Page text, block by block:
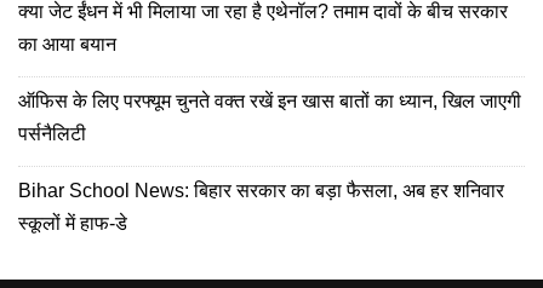
क्या जेट ईंधन में भी मिलाया जा रहा है एथेनॉल? तमाम दावों के बीच सरकार
का आया बयान
ऑफिस के लिए परफ्यूम चुनते वक्त रखें इन खास बातों का ध्यान, खिल जाएगी
पर्सनैलिटी
Bihar School News: बिहार सरकार का बड़ा फैसला, अब हर शनिवार
स्‍कूलों में हाफ-डे